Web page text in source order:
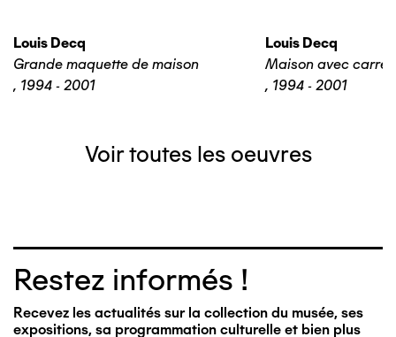
Louis Decq
Grande maquette de maison
, 1994 - 2001
Louis Decq
Maison avec
, 1994 - 2001
Voir toutes les oeuvres
Restez informés !
Recevez les actualités sur la collection du musée, ses
expositions, sa programmation culturelle et bien plus